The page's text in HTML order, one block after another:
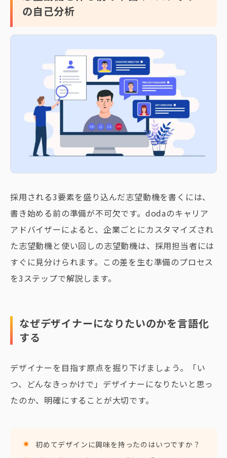
の自己分析
採用される3要素を盛り込んだ志望動機を書くには、
書き始める前の準備が不可欠です。dodaのキャリア
アドバイザーによると、企業ごとにカスタマイズされ
た志望動機と使い回しの志望動機は、採用担当者には
すぐに見分けられます。この差を生む準備のプロセス
を3ステップで解説します。
なぜデザイナーになりたいのかを言語化
する
デザイナーを目指す原点を掘り下げましょう。「い
つ、どんなきっかけで」デザイナーになりたいと思っ
たのか、明確にすることが大切です。
初めてデザインに興味を持ったのはいつですか？